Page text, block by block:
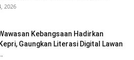
2026
Kebangsaan Hadirkan
Gaungkan Literasi Digital Lawan